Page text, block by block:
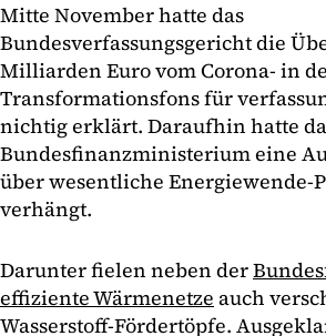
Mitte November hatte das
Bundesverfassungsgericht die
Milliarden Euro vom Corona- in
Transformationsfons für
nichtig erklärt. Daraufhin hatte
Bundesfinanzministerium eine
über wesentliche Energiewende-
verhängt.
Darunter fielen neben der
effiziente Wärmenetze auch
Wasserstoff-Fördertöpfe.